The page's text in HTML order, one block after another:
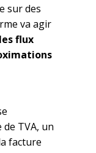
sur des
va agir
flux
TVA, un
facture